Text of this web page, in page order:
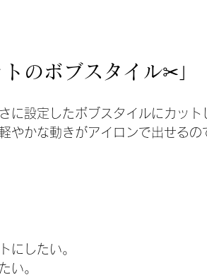
トのボブスタイル✂︎」
に設定したボブスタイルにカッ
やかな動きがアイロンで出せるの
にしたい。
い。